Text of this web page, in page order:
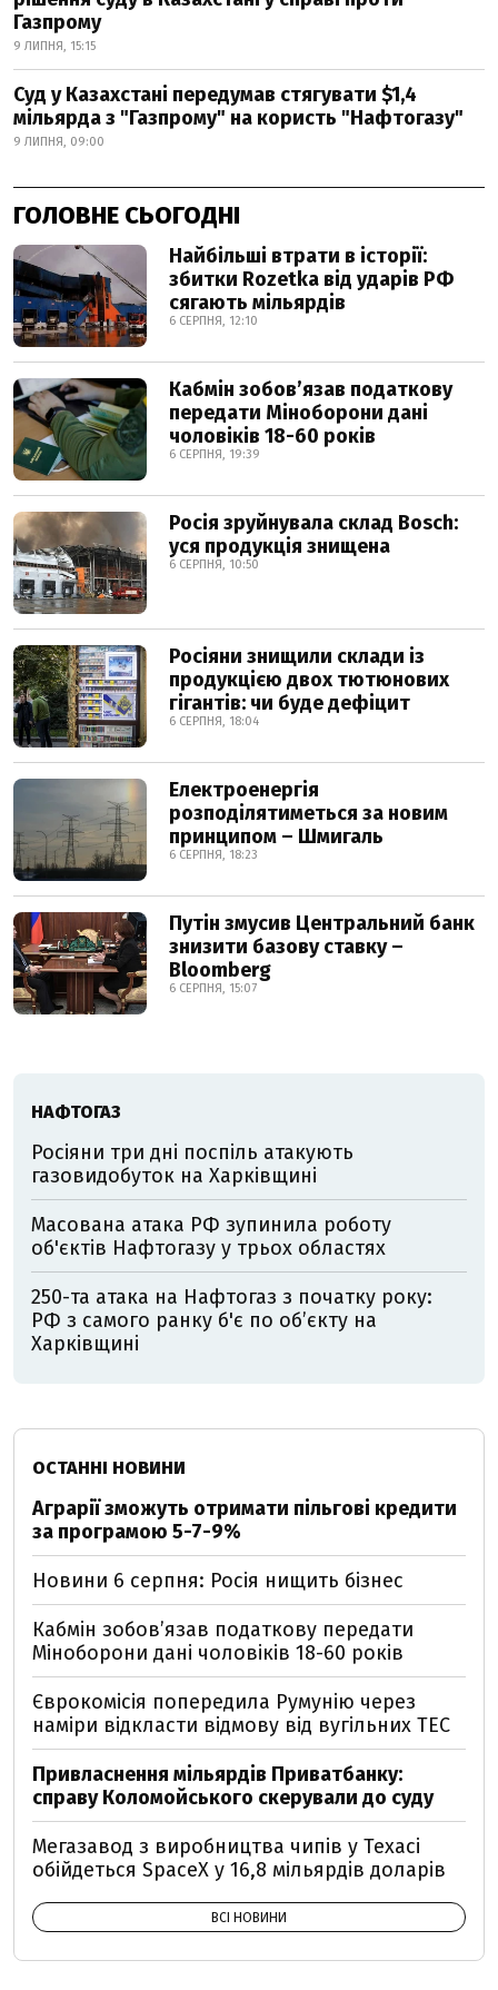
Газпрому
9 ЛИПНЯ, 15:15
Суд у Казахстані передумав стягувати $1,4
мільярда з "Газпрому" на користь "Нафтогазу"
9 ЛИПНЯ, 09:00
ГОЛОВНЕ СЬОГОДНІ
Найбільші втрати в історії:
збитки Rozetka від ударів РФ
сягають мільярдів
6 СЕРПНЯ, 12:10
Кабмін зобовʼязав податкову
передати Міноборони дані
чоловіків 18-60 років
6 СЕРПНЯ, 19:39
Росія зруйнувала склад Bosch:
уся продукція знищена
6 СЕРПНЯ, 10:50
Росіяни знищили склади із
продукцією двох тютюнових
гігантів: чи буде дефіцит
6 СЕРПНЯ, 18:04
Електроенергія
розподілятиметься за новим
принципом – Шмигаль
6 СЕРПНЯ, 18:23
Путін змусив Центральний банк
знизити базову ставку –
Bloomberg
6 СЕРПНЯ, 15:07
НАФТОГАЗ
Росіяни три дні поспіль атакують
газовидобуток на Харківщині
Масована атака РФ зупинила роботу
об'єктів Нафтогазу у трьох областях
250-та атака на Нафтогаз з початку року:
РФ з самого ранку б'є по об’єкту на
Харківщині
ОСТАННІ НОВИНИ
Аграрії зможуть отримати пільгові кредити
за програмою 5-7-9%
Новини 6 серпня: Росія нищить бізнес
Кабмін зобовʼязав податкову передати
Міноборони дані чоловіків 18-60 років
Єврокомісія попередила Румунію через
наміри відкласти відмову від вугільних ТЕС
Привласнення мільярдів Приватбанку:
справу Коломойського скерували до суду
Мегазавод з виробництва чипів у Техасі
обійдеться SpaceX у 16,8 мільярдів доларів
ВСІ НОВИНИ